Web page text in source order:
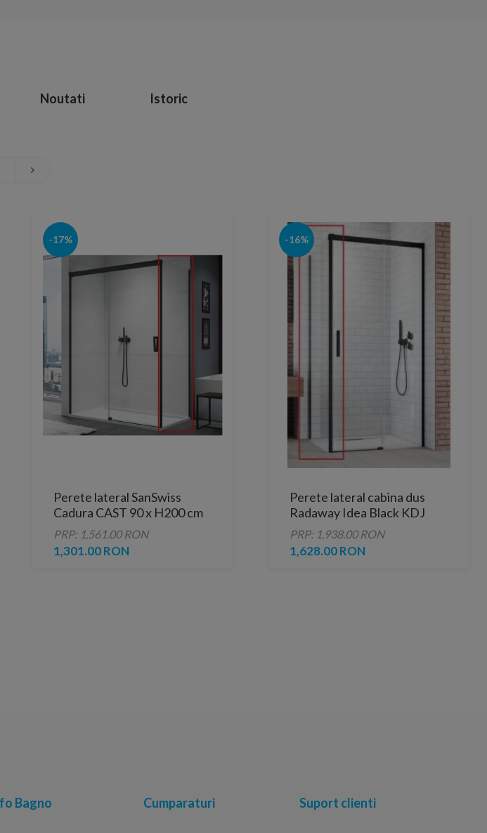
Noutati Istoric
-17%
Perete lateral SanSwiss
Cadura CAST 90 x H200 cm
profil negru mat
PRP: 1,561.00 RON
1,301.00 RON
-16%
Perete lateral cabina dus
Radaway Idea Black KDJ
stanga 110 x H200.5 cm
profil negru mat
PRP: 1,938.00 RON
1,628.00 RON
Bagno Cumparaturi Suport clienti